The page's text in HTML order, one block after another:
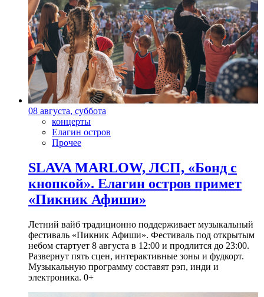
08 августа, суббота
концерты
Елагин остров
Прочее
SLAVA MARLOW, ЛСП, «Бонд с
кнопкой». Елагин остров примет
«Пикник Афиши»
Летний вайб традиционно поддерживает музыкальный
фестиваль «Пикник Афиши». Фестиваль под открытым
небом стартует 8 августа в 12:00 и продлится до 23:00.
Развернут пять сцен, интерактивные зоны и фудкорт.
Музыкальную программу составят рэп, инди и
электроника. 0+